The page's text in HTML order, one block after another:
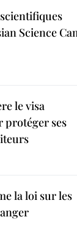
Science
le visa
protéger ses
la loi sur les